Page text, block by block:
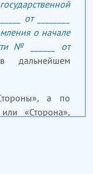
от ________
о начале
№ ______ от
а по
«Сторона»,